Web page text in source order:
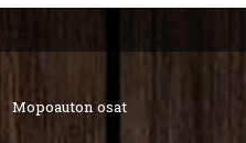
Mopoauton osat